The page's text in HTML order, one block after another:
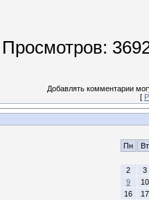
Просмотров:
Добавлять комментарии
[
Пн Вт
2
3
9
10
16
17